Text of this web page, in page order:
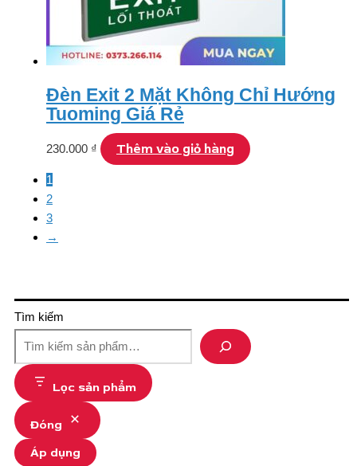
Đèn Exit 2 Mặt Không Chỉ Hướng
Tuoming Giá Rẻ
230.000 ₫ Thêm vào giỏ hàng
1
2
3
→
Tìm kiếm
Lọc sản phẩm
Đóng
Áp dụng